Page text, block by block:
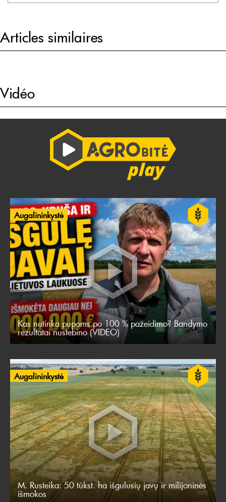
Articles similaires
Vidéo
Augalininkystė
Kas nutinka pupoms po 100 % pažeidimo? Bandymo
rezultatai nustebino (VIDEO)
Augalininkystė
M. Rusteika: 50 tūkst. ha išgulusių javų ir milijoninės
išmokos